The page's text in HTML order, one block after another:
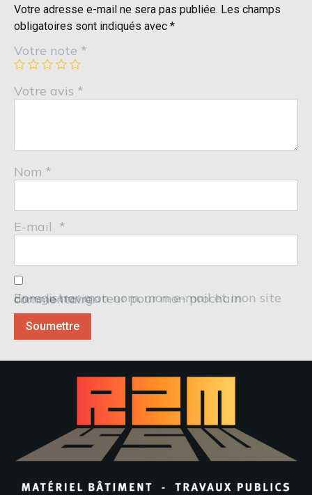
Votre adresse e-mail ne sera pas publiée. Les champs
obligatoires sont indiqués avec *
Votre note *
Votre avis *
Nom *
E-mail *
Enregistrer mon nom, mon e-mail et mon site dans le navigateur pour mon prochain commentaire.